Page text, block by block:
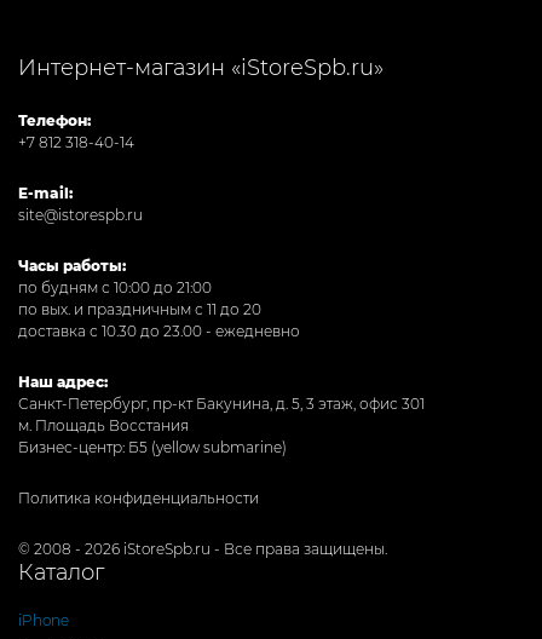
Интернет-магазин «iStoreSpb.ru»
Телефон:
+7 812 318-40-14
E-mail:
site@istorespb.ru
Часы работы:
по будням с 10:00 до 21:00
по вых. и праздничным с 11 до 20
доставка с 10.30 до 23.00 - ежедневно
Наш адрес:
Санкт-Петербург, пр-кт Бакунина, д. 5, 3 этаж, офис 301
м. Площадь Восстания
Бизнес-центр: Б5 (yellow submarine)
Политика конфиденциальности
© 2008 - 2026 iStoreSpb.ru - Все права защищены.
Каталог
iPhone